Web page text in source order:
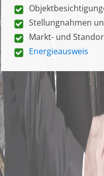
Stellungnahmen
Markt- und
Energieausweis